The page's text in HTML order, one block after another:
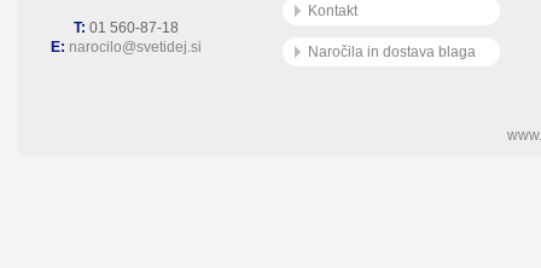
T: 01 560-87-18
E: narocilo@svetidej.si
Kontakt
Naročila in dostava blaga